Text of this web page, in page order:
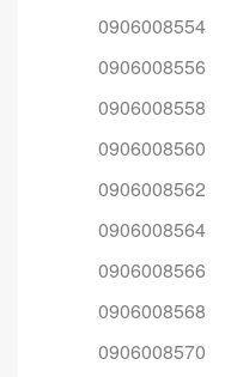
0906008554
0906008556
0906008558
0906008560
0906008562
0906008564
0906008566
0906008568
0906008570